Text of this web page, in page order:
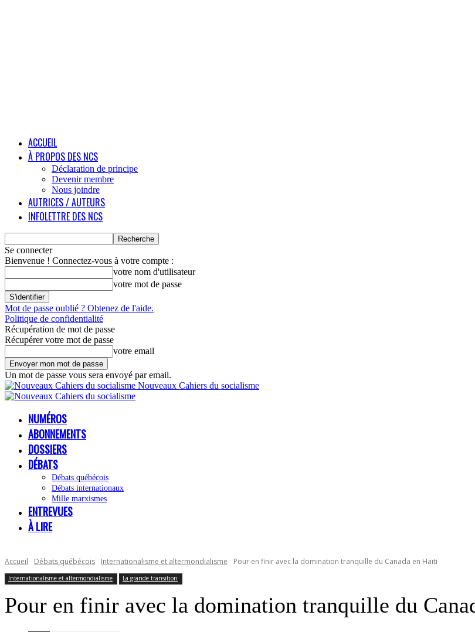
ACCUEIL
À PROPOS DES NCS
Déclaration de principe
Devenir membre
Nous joindre
AUTRICES / AUTEURS
INFOLETTRE DES NCS
Se connecter
Bienvenue ! Connectez-vous à votre compte :
votre nom d'utilisateur
votre mot de passe
Mot de passe oublié ? Obtenez de l'aide.
Politique de confidentialité
Récupération de mot de passe
Récupérer votre mot de passe
votre email
Un mot de passe vous sera envoyé par email.
Nouveaux Cahiers du socialisme
NUMÉROS
ABONNEMENTS
DOSSIERS
DÉBATS
Débats québécois
Débats internationaux
Mille marxismes
ENTREVUES
À LIRE
Accueil Débats québécois Internationalisme et altermondialisme Pour en finir avec la domination tranquille du Canada en Haïti
Internationalisme et altermondialisme La grande transition
Pour en finir avec la domination tranquille du